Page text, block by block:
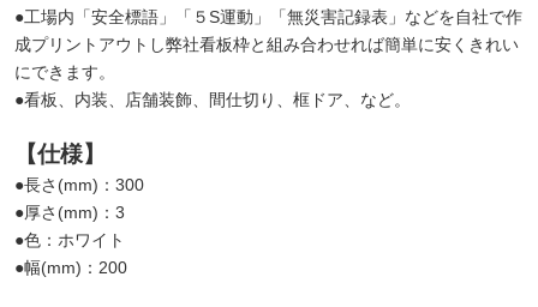
●工場内「安全標語」「５S運動」「無災害記録表」などを自社で作
成プリントアウトし弊社看板枠と組み合わせれば簡単に安くきれい
にできます。
●看板、内装、店舗装飾、間仕切り、框ドア、など。
【仕様】
●長さ(mm)：300
●厚さ(mm)：3
●色：ホワイト
●幅(mm)：200